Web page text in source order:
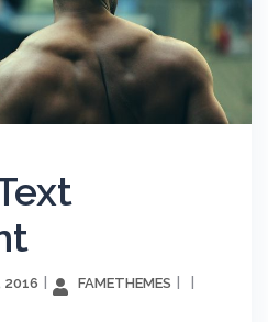
2016
FAMETHEMES